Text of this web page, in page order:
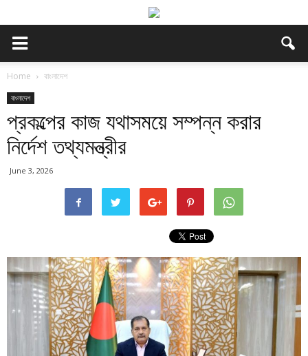
Home বাংলাদেশ
বাংলাদেশ
প্রকল্পের কাজ যথাসময়ে সম্পন্ন করার
নির্দেশ তথ্যমন্ত্রীর
June 3, 2026